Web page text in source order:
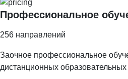
Профессиональное
256 направлений
Заочное профессиональное
дистанционных образовательных